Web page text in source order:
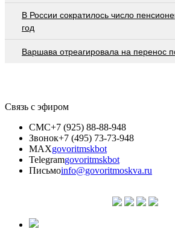
В России сократилось число
год
Варшава отреагировала на перенос
Связь с эфиром
СМС+7 (925) 88-88-948
Звонок+7 (495) 73-73-948
MAXgovoritmskbot
Telegramgovoritmskbot
Письмоinfo@govoritmoskva.ru